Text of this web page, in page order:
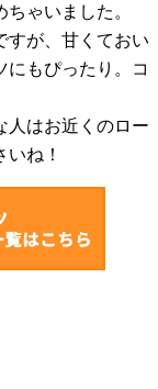
ゃいました。
すが、甘くておい
にもぴったり。コ
人はお近くのロー
ね！